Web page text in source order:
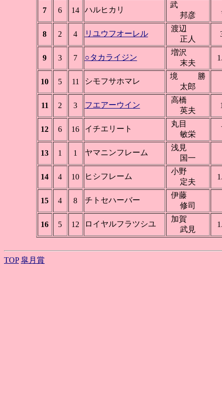
7 6 14 ハルヒカリ
武
邦彦
8 2 4 リユウフオーレル
渡辺
正人
9 3 7 ○タカライジン
増沢
末夫
10 5 11 シモフサホマレ
境 勝
太郎
11 2 3 フエアーウイン
高橋
英夫
12 6 16 イチエリート
丸目
敏栄
13 1 1 ヤマニンフレーム
浅見
国一
14 4 10 ヒシフレーム
小野
定夫
15 4 8 チトセハーバー
伊藤
修司
16 5 12 ロイヤルフラツシユ
加賀
武見
TOP 皐月賞